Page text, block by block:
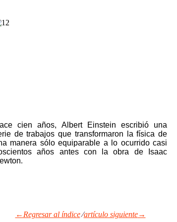
cien años, Albert Einstein escribió una
de trabajos que transformaron la física de
manera sólo equiparable a lo ocurrido casi
años antes con la obra de Isaac
.
←Regresar al índice⁄artículo siguiente→